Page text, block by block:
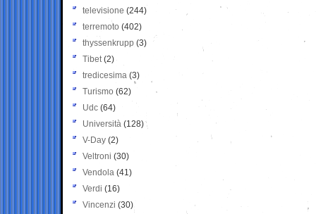
televisione(244)
terremoto (402)
thyssenkrupp (3)
Tibet(2)
tredicesima (3)
Turismo (62)
Udc (64)
Università (128)
V-Day (2)
Veltroni (30)
Vendola (41)
Verdi (16)
Vincenzi (30)